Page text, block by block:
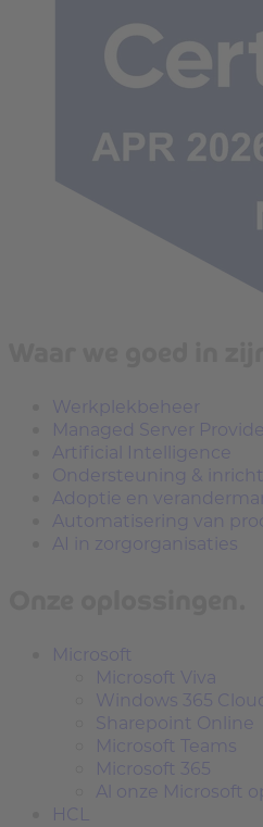
Werkplekbeheer
Managed Server
Artificial Intelligence
Ondersteuning &
Adoptie en
Automatisering van
AI in zorgorganisaties
Microsoft
Microsoft Viva
Windows 365
Sharepoint Online
Microsoft Teams
Microsoft 365
Al onze Microsoft
HCL